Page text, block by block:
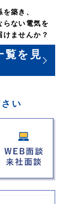
築き、
らない電気を
ませんか？
覧を見
い